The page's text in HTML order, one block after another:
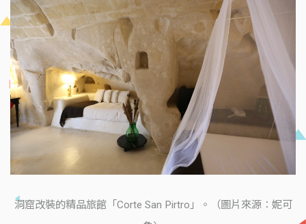
洞窟改裝的精品旅館「Corte San Pirtro」。（圖片來源：妮可